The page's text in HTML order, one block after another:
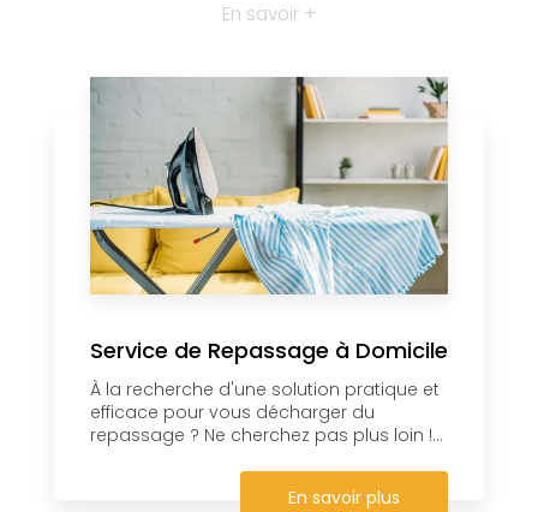
En savoir +
Service de Repassage à Domicile
À la recherche d'une solution pratique et
efficace pour vous décharger du
repassage ? Ne cherchez pas plus loin !...
En savoir plus